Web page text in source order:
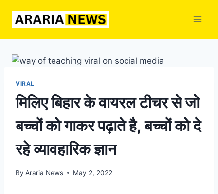
VIRAL
मिलिए बिहार के वायरल टीचर से जो
बच्चों को गाकर पढ़ाते है, बच्चों को दे
रहे व्यावहारिक ज्ञान
By Araria News May 2, 2022